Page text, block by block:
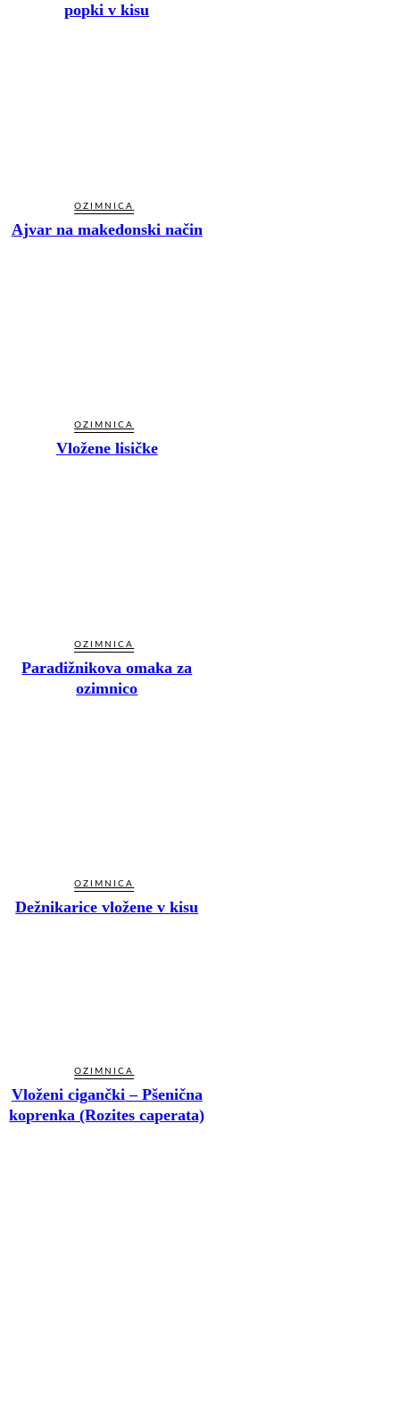
popki v kisu
OZIMNICA
Ajvar na makedonski način
OZIMNICA
Vložene lisičke
OZIMNICA
Paradižnikova omaka za
ozimnico
OZIMNICA
Dežnikarice vložene v kisu
OZIMNICA
Vloženi cigančki – Pšenična
koprenka (Rozites caperata)